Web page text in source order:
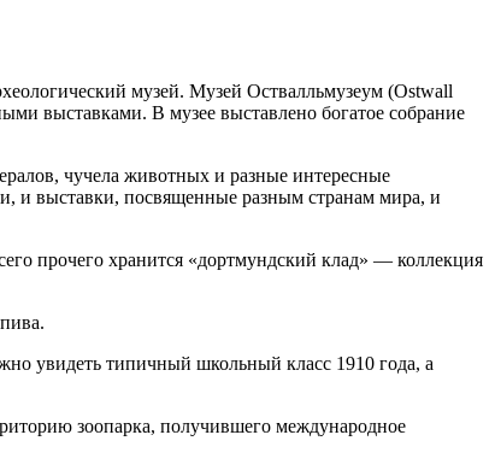
музей. Музей Оствалльмузеум (Ostwall
выставками. В музее выставлено богатое собрание
чучела животных и разные интересные
и выставки, посвященные разным странам мира, и
прочего хранится «дортмундский клад» — коллекция
увидеть типичный школьный класс 1910 года, а
зоопарка, получившего международное